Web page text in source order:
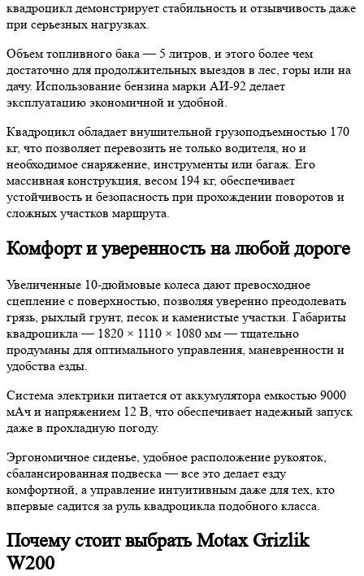
квадроцикл демонстрирует стабильность и отзывчивость даже
при серьезных нагрузках.
Объем топливного бака — 5 литров, и этого более чем
достаточно для продолжительных выездов в лес, горы или на
дачу. Использование бензина марки АИ-92 делает
эксплуатацию экономичной и удобной.
Квадроцикл обладает внушительной грузоподъемностью 170
кг, что позволяет перевозить не только водителя, но и
необходимое снаряжение, инструменты или багаж. Его
массивная конструкция, весом 194 кг, обеспечивает
устойчивость и безопасность при прохождении поворотов и
сложных участков маршрута.
Комфорт и уверенность на любой дороге
Увеличенные 10-дюймовые колеса дают превосходное
сцепление с поверхностью, позволяя уверенно преодолевать
грязь, рыхлый грунт, песок и каменистые участки. Габариты
квадроцикла — 1820 × 1110 × 1080 мм — тщательно
продуманы для оптимального управления, маневренности и
удобства езды.
Система электрики питается от аккумулятора емкостью 9000
мАч и напряжением 12 В, что обеспечивает надежный запуск
даже в прохладную погоду.
Эргономичное сиденье, удобное расположение рукояток,
сбалансированная подвеска — все это делает езду
комфортной, а управление интуитивным даже для тех, кто
впервые садится за руль квадроцикла подобного класса.
Почему стоит выбрать Motax Grizlik
W200